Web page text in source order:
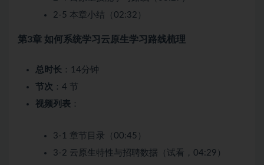
2-5 本章小结（02:32）
第3章 如何系统学习云原生学习路线梳理
总时长 ：14分钟
节次 ：4 节
视频列表 ：
3-1 章节目录（00:45）
3-2 云原生特性与招聘数据（试看，04:29）